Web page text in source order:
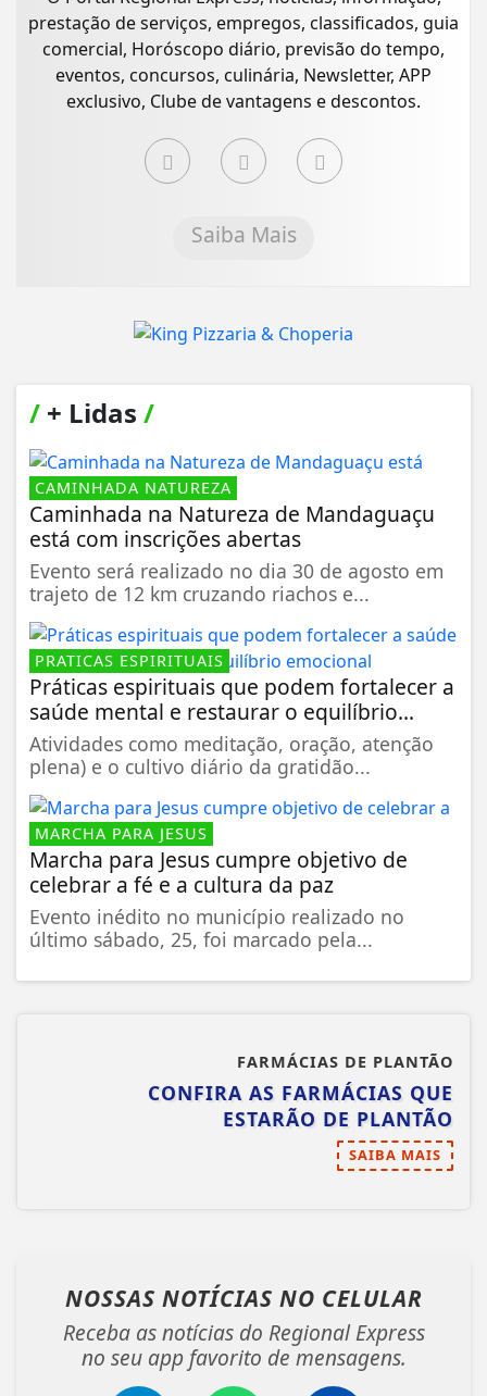
prestação de serviços, empregos, classificados, guia
comercial, Horóscopo diário, previsão do tempo,
eventos, concursos, culinária, Newsletter, APP
exclusivo, Clube de vantagens e descontos.
Saiba Mais
/ + Lidas /
CAMINHADA NATUREZA
Caminhada na Natureza de Mandaguaçu
está com inscrições abertas
Evento será realizado no dia 30 de agosto em
trajeto de 12 km cruzando riachos e...
PRATICAS ESPIRITUAIS
Práticas espirituais que podem fortalecer a
saúde mental e restaurar o equilíbrio...
Atividades como meditação, oração, atenção
plena) e o cultivo diário da gratidão...
MARCHA PARA JESUS
Marcha para Jesus cumpre objetivo de
celebrar a fé e a cultura da paz
Evento inédito no município realizado no
último sábado, 25, foi marcado pela...
FARMÁCIAS DE PLANTÃO
CONFIRA AS FARMÁCIAS QUE
ESTARÃO DE PLANTÃO
SAIBA MAIS
NOSSAS NOTÍCIAS NO CELULAR
Receba as notícias do Regional Express
no seu app favorito de mensagens.